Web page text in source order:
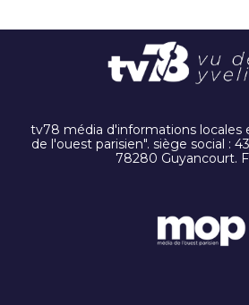
tv78 média d'informations locales
de l'ouest parisien". siège social :
78280 Guyancourt.